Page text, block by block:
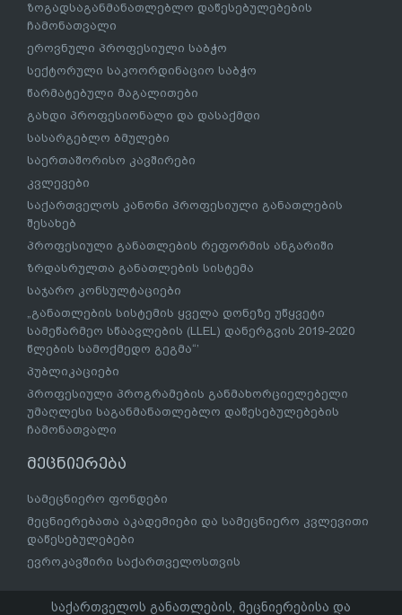
ზოგადსაგანმანათლებლო დაწესებულებების
ჩამონათვალი
ეროვნული პროფესიული საბჭო
სექტორული საკოორდინაციო საბჭო
წარმატებული მაგალითები
გახდი პროფესიონალი და დასაქმდი
სასარგებლო ბმულები
საერთაშორისო კავშირები
კვლევები
საქართველოს კანონი პროფესიული განათლების
შესახებ
პროფესიული განათლების რეფორმის ანგარიში
ზრდასრულთა განათლების სისტემა
საჯარო კონსულტაციები
„განათლების სისტემის ყველა დონეზე უწყვეტი
სამეწარმეო სწაავლების (LLEL) დანერგვის 2019-2020
წლების სამოქმედო გეგმა“’
პუბლიკაციები
პროფესიული პროგრამების განმახორციელებელი
უმაღლესი საგანმანათლებლო დაწესებულებების
ჩამონათვალი
მეცნიერება
სამეცნიერო ფონდები
მეცნიერებათა აკადემიები და სამეცნიერო კვლევითი
დაწესებულებები
ევროკავშირი საქართველოსთვის
საქართველოს განათლების, მეცნიერებისა და